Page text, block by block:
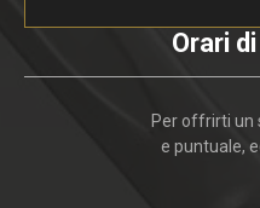
Orari
Per offrirti un
e puntuale,